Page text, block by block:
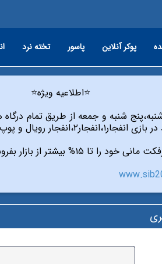
پوکر آنلاین پاسور تخته نرد
⭐️اطلاعیه ویژه⭐️
خود را تا ۱۵% بیشتر از بازار بفروشید.